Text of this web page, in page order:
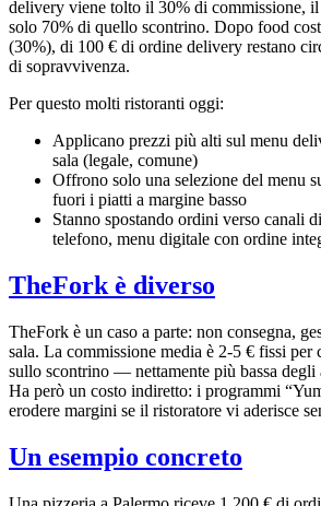
delivery viene tolto il 30% di commissione, il
solo 70% di quello scontrino. Dopo food
(30%), di 100 € di ordine delivery restano
di sopravvivenza.
Per questo molti ristoranti oggi:
Applicano prezzi più alti sul menu
sala (legale, comune)
Offrono solo una selezione del menu
fuori i piatti a margine basso
Stanno spostando ordini verso canali
telefono, menu digitale con ordine
TheFork è diverso
TheFork è un caso a parte: non consegna,
sala. La commissione media è 2-5 € fissi per
sullo scontrino — nettamente più bassa degli
Ha però un costo indiretto: i programmi
erodere margini se il ristoratore vi aderisce
Un esempio concreto